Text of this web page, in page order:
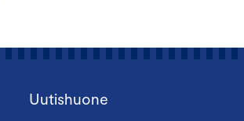
Uutishuone